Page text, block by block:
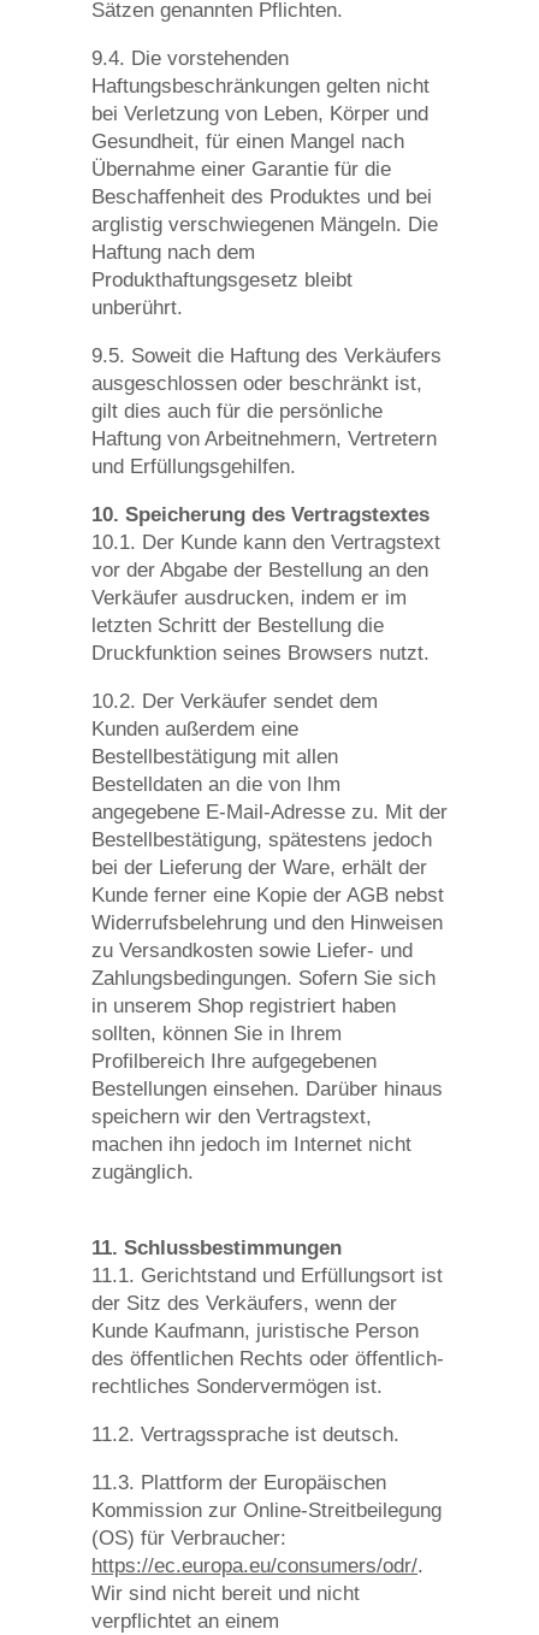
Sätzen genannten Pflichten.
9.4. Die vorstehenden
Haftungsbeschränkungen gelten nicht
bei Verletzung von Leben, Körper und
Gesundheit, für einen Mangel nach
Übernahme einer Garantie für die
Beschaffenheit des Produktes und bei
arglistig verschwiegenen Mängeln. Die
Haftung nach dem
Produkthaftungsgesetz bleibt
unberührt.
9.5. Soweit die Haftung des Verkäufers
ausgeschlossen oder beschränkt ist,
gilt dies auch für die persönliche
Haftung von Arbeitnehmern, Vertretern
und Erfüllungsgehilfen.
10. Speicherung des Vertragstextes
10.1. Der Kunde kann den Vertragstext
vor der Abgabe der Bestellung an den
Verkäufer ausdrucken, indem er im
letzten Schritt der Bestellung die
Druckfunktion seines Browsers nutzt.
10.2. Der Verkäufer sendet dem
Kunden außerdem eine
Bestellbestätigung mit allen
Bestelldaten an die von Ihm
angegebene E-Mail-Adresse zu. Mit der
Bestellbestätigung, spätestens jedoch
bei der Lieferung der Ware, erhält der
Kunde ferner eine Kopie der AGB nebst
Widerrufsbelehrung und den Hinweisen
zu Versandkosten sowie Liefer- und
Zahlungsbedingungen. Sofern Sie sich
in unserem Shop registriert haben
sollten, können Sie in Ihrem
Profilbereich Ihre aufgegebenen
Bestellungen einsehen. Darüber hinaus
speichern wir den Vertragstext,
machen ihn jedoch im Internet nicht
zugänglich.
11. Schlussbestimmungen
11.1. Gerichtstand und Erfüllungsort ist
der Sitz des Verkäufers, wenn der
Kunde Kaufmann, juristische Person
des öffentlichen Rechts oder öffentlich-
rechtliches Sondervermögen ist.
11.2. Vertragssprache ist deutsch.
11.3. Plattform der Europäischen
Kommission zur Online-Streitbeilegung
(OS) für Verbraucher:
https://ec.europa.eu/consumers/odr/.
Wir sind nicht bereit und nicht
verpflichtet an einem